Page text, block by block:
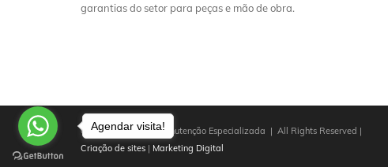
garantias do setor para peças e mão de obra.
Copyright © 2025 Manutenção Especializada | All Rights Reserved |
Criação de sites | Marketing Digital
Agendar visita!